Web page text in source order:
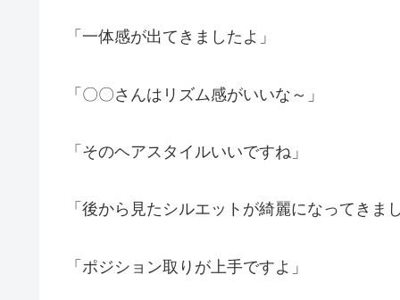
「一体感が出てきましたよ」
「〇〇さんはリズム感がいいな～」
「そのヘアスタイルいいですね」
「後から見たシルエットが綺麗になってきま
「ポジション取りが上手ですよ」